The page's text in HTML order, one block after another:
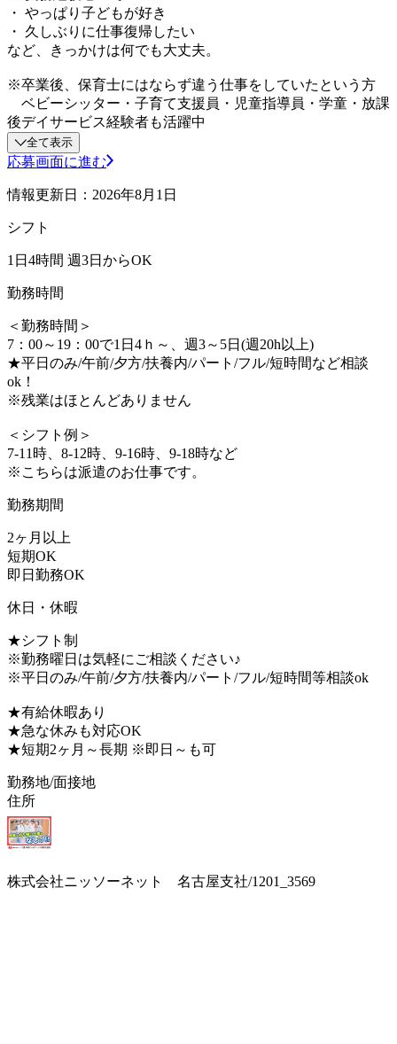
・ やっぱり子どもが好き
・ 久しぶりに仕事復帰したい
など、きっかけは何でも大丈夫。
※卒業後、保育士にはならず違う仕事をしていたという方
ベビーシッター・子育て支援員・児童指導員・学童・放課
後デイサービス経験者も活躍中
全て表示
応募画面に進む
情報更新日：2026年8月1日
シフト
1日4時間 週3日からOK
勤務時間
＜勤務時間＞
7：00～19：00で1日4ｈ～、週3～5日(週20h以上)
★平日のみ/午前/夕方/扶養内/パート/フル/短時間など相談
ok！
※残業はほとんどありません
＜シフト例＞
7-11時、8-12時、9-16時、9-18時など
※こちらは派遣のお仕事です。
勤務期間
2ヶ月以上
短期OK
即日勤務OK
休日・休暇
★シフト制
※勤務曜日は気軽にご相談ください♪
※平日のみ/午前/夕方/扶養内/パート/フル/短時間等相談ok
★有給休暇あり
★急な休みも対応OK
★短期2ヶ月～長期 ※即日～も可
勤務地/面接地
住所
株式会社ニッソーネット 名古屋支社/1201_3569